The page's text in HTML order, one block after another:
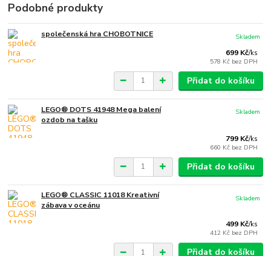
Podobné produkty
společenská hra CHOBOTNICE
699 Kč/ks
578 Kč bez DPH
Skladem
Přidat do košíku
LEGO® DOTS 41948 Mega balení
ozdob na tašku
799 Kč/ks
660 Kč bez DPH
Skladem
Přidat do košíku
LEGO® CLASSIC 11018 Kreativní
zábava v oceánu
499 Kč/ks
412 Kč bez DPH
Skladem
Přidat do košíku